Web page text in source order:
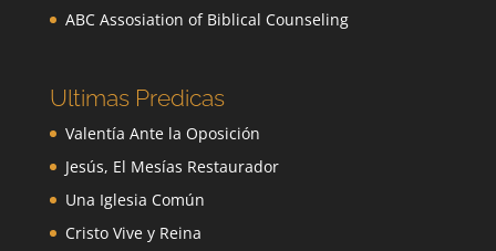
ABC Assosiation of Biblical Counseling
Ultimas Predicas
Valentía Ante la Oposición
Jesús, El Mesías Restaurador
Una Iglesia Común
Cristo Vive y Reina